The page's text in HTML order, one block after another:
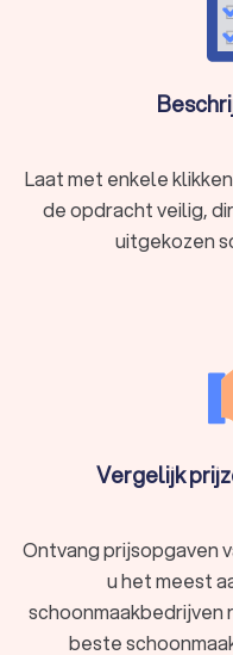
Laat met enkele
de opdracht veilig,
uitgekozen
Vergelijk
Ontvang prijsopgaven
u het meest
schoonmaakbedrijven
beste